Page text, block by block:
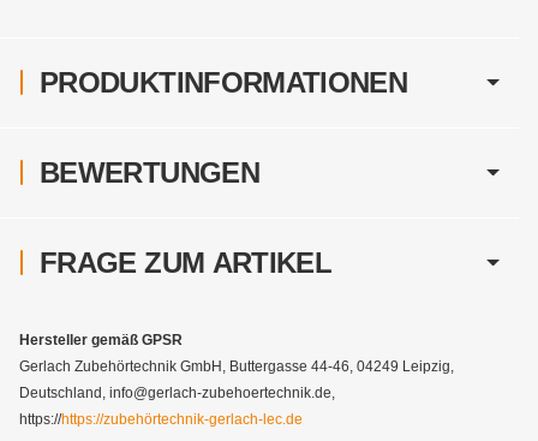
PRODUKTINFORMATIONEN
BEWERTUNGEN
FRAGE ZUM ARTIKEL
Hersteller gemäß GPSR
Gerlach Zubehörtechnik GmbH, Buttergasse 44-46, 04249 Leipzig,
Deutschland, info@gerlach-zubehoertechnik.de,
https://https://zubehörtechnik-gerlach-lec.de